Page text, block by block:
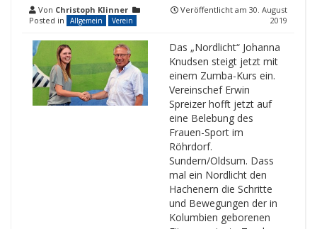
Von Christoph Klinner
Posted in
Allgemein Verein
Veröffentlicht am 30. August
2019
Das „Nordlicht“ Johanna
Knudsen steigt jetzt mit
einem Zumba-Kurs ein.
Vereinschef Erwin
Spreizer hofft jetzt auf
eine Belebung des
Frauen-Sport im
Röhrdorf.
Sundern/Oldsum. Dass
mal ein Nordlicht den
Hachenern die Schritte
und Bewegungen der in
Kolumbien geborenen